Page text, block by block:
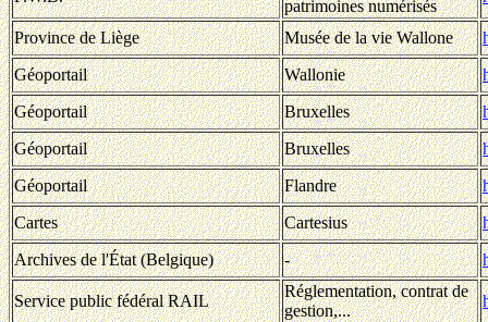
patrimoines numérisés
Province de Liège Musée de la vie Wallone
Géoportail
Wallonie
Géoportail
Bruxelles
Géoportail
Bruxelles
Géoportail
Flandre
Cartes
Cartesius
Archives de l'État (Belgique)
-
Service public fédéral RAIL
Réglementation, contrat de
gestion,...